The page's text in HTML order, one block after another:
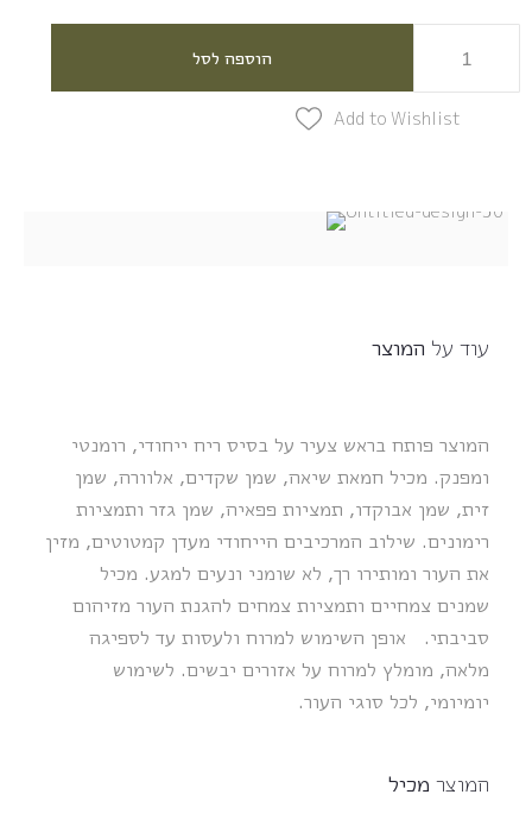
הוספה לסל
Add to Wishlist
עוד על המוצר
המוצר פותח בראש צעיר על בסיס ריח ייחודי, רומנטי
ומפנק. מכיל חמאת שיאה, שמן שקדים, אלוורה, שמן
זית, שמן אבוקדו, תמציות פפאיה, שמן גזר ותמציות
רימונים. שילוב המרכיבים הייחודי מעדן קמטוטים, מזין
את העור ומותירו רך, לא שומני ונעים למגע. מכיל
שמנים צמחיים ותמציות צמחים להגנת העור מזיהום
סביבתי. אופן השימוש למרוח ולעסות עד לספיגה
מלאה, מומלץ למרוח על אזורים יבשים. לשימוש
יומיומי, לכל סוגי העור.
המוצר מכיל